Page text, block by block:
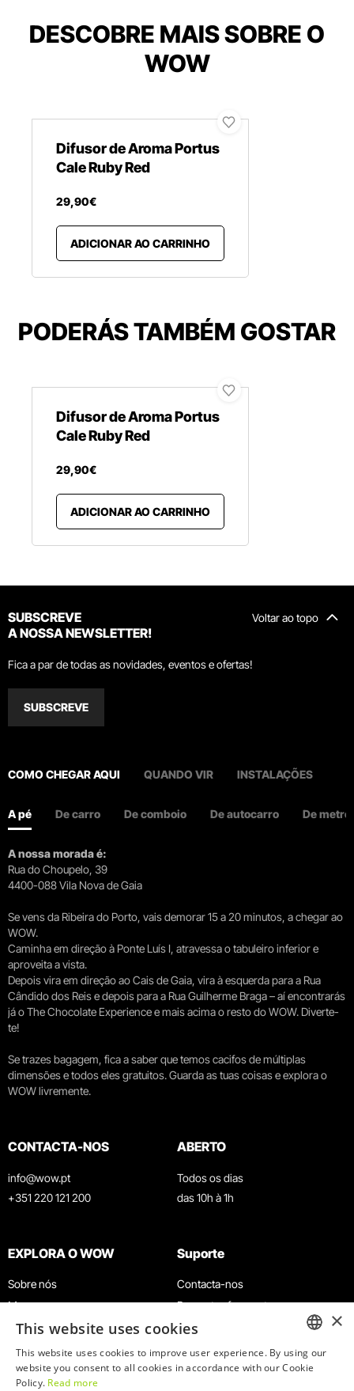
DESCOBRE MAIS SOBRE O
WOW
Difusor de Aroma Portus
Cale Ruby Red
29,90€
ADICIONAR AO CARRINHO
PODERÁS TAMBÉM GOSTAR
Difusor de Aroma Portus
Cale Ruby Red
29,90€
ADICIONAR AO CARRINHO
Voltar ao topo
SUBSCREVE
A NOSSA NEWSLETTER!
Fica a par de todas as novidades, eventos e ofertas!
SUBSCREVE
COMO CHEGAR AQUI QUANDO VIR INSTALAÇÕES
A pé De carro De comboio De autocarro De metro
A nossa morada é:
Rua do Choupelo, 39
4400-088 Vila Nova de Gaia
Se vens da Ribeira do Porto, vais demorar 15 a 20 minutos, a chegar ao
WOW.
Caminha em direção à Ponte Luís I, atravessa o tabuleiro inferior e
aproveita a vista.
Depois vira em direção ao Cais de Gaia, vira à esquerda para a Rua
Cândido dos Reis e depois para a Rua Guilherme Braga – aí encontrarás
já o The Chocolate Experience e mais acima o resto do WOW. Diverte-
te!
Se trazes bagagem, fica a saber que temos cacifos de múltiplas
dimensões e todos eles gratuitos. Guarda as tuas coisas e explora o
WOW livremente.
CONTACTA-NOS
info@wow.pt
+351 220 121 200
ABERTO
Todos os dias
das 10h à 1h
EXPLORA O WOW
Sobre nós
Museus
Agenda
Notícias
Restaurantes
Suporte
Contacta-nos
Perguntas frequentes
Termos e Condições
Política de privacidade e cookies
Trabalha connosco
ENGLISH
×
This website uses cookies
This website uses cookies to improve user experience. By using our
website you consent to all cookies in accordance with our Cookie
Policy. Read more